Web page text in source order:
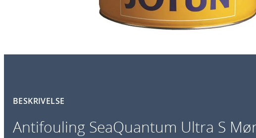
BESKRIVELSE
Antifouling SeaQuantum Ultra S